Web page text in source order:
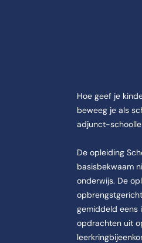
aan de CHE | Studeren doe
| Studeren doe je in Ede.
Hoe geef je
beweeg je als
adjunct-
De opleiding
basisbekwaam
onderwijs. De
gemiddeld eens
opdrachten uit